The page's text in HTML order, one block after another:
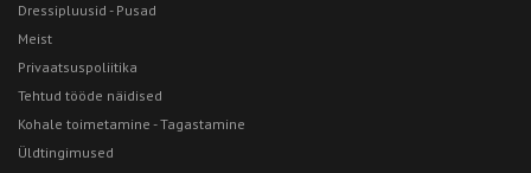
Dressipluusid - Pusad
Meist
Privaatsuspoliitika
Tehtud tööde näidised
Kohale toimetamine - Tagastamine
Üldtingimused